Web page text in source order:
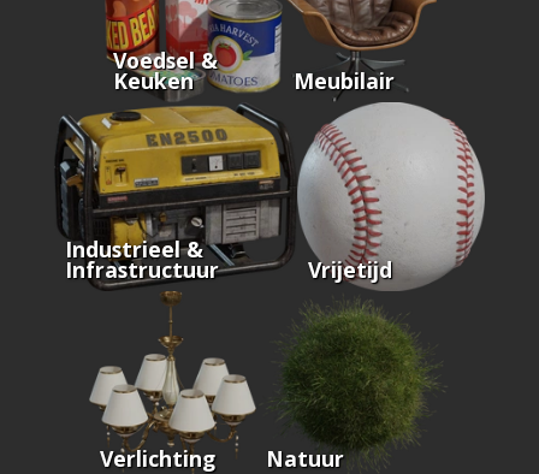
Voedsel &
Keuken Meubilair
Industrieel &
Infrastructuur Vrijetijd
Verlichting Natuur